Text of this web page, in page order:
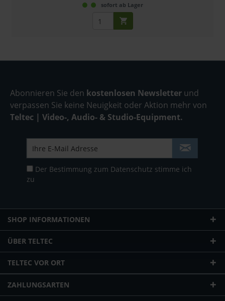
sofort ab Lager
Abonnieren Sie den kostenlosen Newsletter und
verpassen Sie keine Neuigkeit oder Aktion mehr von
Teltec | Video-, Audio- & Studio-Equipment.
Der Bestimmung zum Datenschutz stimme ich
zu
SHOP INFORMATIONEN
ÜBER TELTEC
TELTEC VOR ORT
ZAHLUNGSARTEN